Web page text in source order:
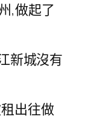
,做起了
新城沒有
出往做